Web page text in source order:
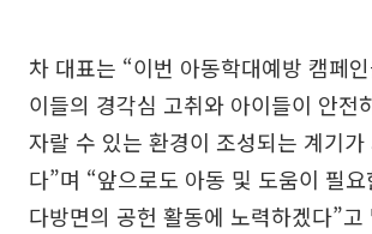
차 대표는 “이번 아동학대예방 캠페
이들의 경각심 고취와 아이들이 안전
자랄 수 있는 환경이 조성되는 계기가
다”며 “앞으로도 아동 및 도움이 필
다방면의 공헌 활동에 노력하겠다”고